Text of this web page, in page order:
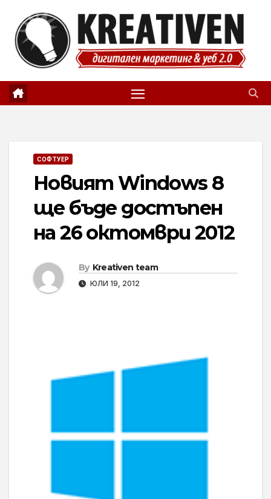
content
СОФТУЕР
Новият Windows 8
ще бъде достъпен
на 26 октомври 2012
By Kreativen team
ЮЛИ 19, 2012